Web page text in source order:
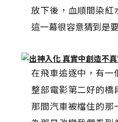
放下後，血順間染紅
這一幕很容意猜到是
在飛車追逐中，有一
整部電影第二好的橋
那間汽車被檔住的那